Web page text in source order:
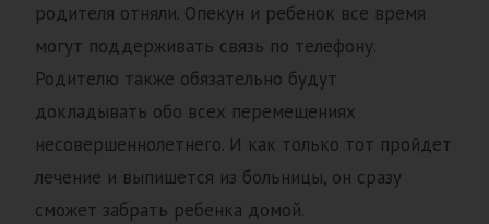
родителя отняли. Опекун и ребенок все время
могут поддерживать связь по телефону.
Родителю также обязательно будут
докладывать обо всех перемещениях
несовершеннолетнего. И как только тот пройдет
лечение и выпишется из больницы, он сразу
сможет забрать ребенка домой.